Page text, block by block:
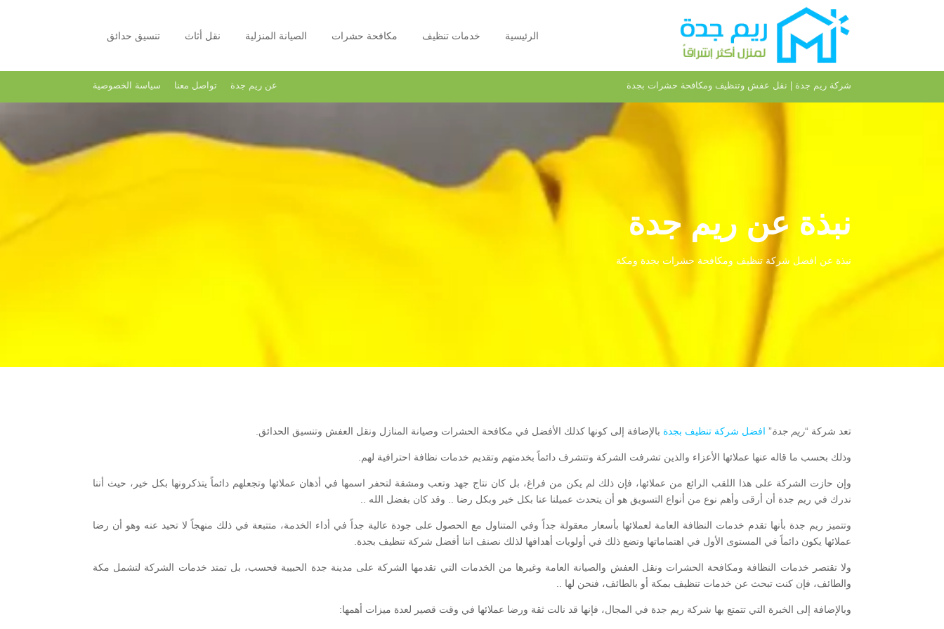
الرئيسية خدمات تنظيف مكافحة حشرات الصيانة المنزلية نقل أثاث تنسيق حدائق
شركة ريم جدة | نقل عفش وتنظيف ومكافحة حشرات بجدة عن ريم جدة تواصل معنا سياسة الخصوصية
نبذة عن ريم جدة
نبذة عن افضل شركة تنظيف ومكافحة حشرات بجدة ومكة
تعد شركة “ريم جدة” افضل شركة تنظيف بجدة بالإضافة إلى كونها كذلك الأفضل في مكافحة الحشرات وصيانة المنازل ونقل العفش وتنسيق الحدائق.
وذلك بحسب ما قاله عنها عملائها الأعزاء والذين تشرفت الشركة وتتشرف دائماً بخدمتهم وتقديم خدمات نظافة احترافية لهم.
وإن حازت الشركة على هذا اللقب الرائع من عملائها، فإن ذلك لم يكن من فراغ، بل كان نتاج جهد وتعب ومشقة لتحفر اسمها في أذهان عملائها وتجعلهم دائماً يتذكرونها بكل خير، حيث أننا
ندرك في ريم جدة أن أرقى وأهم نوع من أنواع التسويق هو أن يتحدث عميلنا عنا بكل خير وبكل رضا .. وقد كان بفضل الله ..
وتتميز ريم جدة بأنها تقدم خدمات النظافة العامة لعملائها بأسعار معقولة جداً وفي المتناول مع الحصول على جودة عالية جداً في أداء الخدمة، متتبعة في ذلك منهجاً لا تحيد عنه وهو أن رضا
عملائها يكون دائماً في المستوى الأول في اهتماماتها وتضع ذلك في أولويات أهدافها لذلك نصنف اننا أفضل شركة تنظيف بجدة.
ولا تقتصر خدمات النظافة ومكافحة الحشرات ونقل العفش والصيانة العامة وغيرها من الخدمات التي تقدمها الشركة على مدينة جدة الحبيبة فحسب، بل تمتد خدمات الشركة لتشمل مكة
والطائف، فإن كنت تبحث عن خدمات تنظيف بمكة أو بالطائف، فنحن لها ..
وبالإضافة إلى الخبرة التي تتمتع بها شركة ريم جدة في المجال، فإنها قد نالت ثقة ورضا عملائها في وقت قصير لعدة ميزات أهمها: